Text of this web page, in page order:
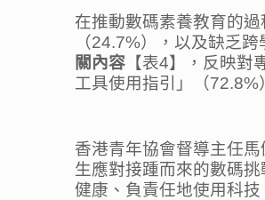
在推動數碼素養教育的過
（24.7%），以及缺乏
關內容 【表4】，反映
工具使用指引」（72.8%
香港青年協會督導主任
生應對接踵而來的數碼
健康、負責任地使用科技